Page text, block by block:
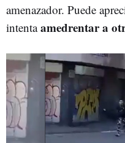
amenazador. Puede
intentaamedrentar a